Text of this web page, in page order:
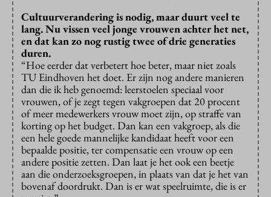
Cultuurverandering is nodig, maar duurt veel te
lang. Nu vissen veel jonge vrouwen achter het net,
en dat kan zo nog rustig twee of drie generaties
duren.
“Hoe eerder dat verbetert hoe beter, maar niet zoals
TU Eindhoven het doet. Er zijn nog andere manieren
dan die ik heb genoemd: leerstoelen speciaal voor
vrouwen, of je zegt tegen vakgroepen dat 20 procent
of meer medewerkers vrouw moet zijn, op straffe van
korting op het budget. Dan kan een vakgroep, als die
een hele goede mannelijke kandidaat heeft voor een
bepaalde positie, ter compensatie een vrouw op een
andere positie zetten. Dan laat je het ook een beetje
aan die onderzoeksgroepen, in plaats van dat je het van
bovenaf doordrukt. Dan is er wat speelruimte, die is er